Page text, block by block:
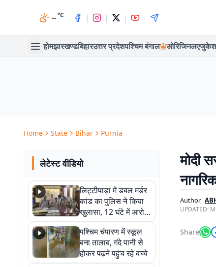
--°C | | | |
होमझारखण्डबिहारउत्तर प्रदेशपश्चिम बंगाल ओरिजिनल
Home State Bihar Purnia
लेटेस्ट वीडियो
लिट्टीपाड़ा में डबल मर्डर
कांड का पुलिस ने किया
खुलासा, 12 घंटे में आरोपी
गिरफ्तार
पश्चिम चंपारण में स्कूल
बना तालाब, गंदे पानी से
होकर पढ़ने पहुंच रहे बच्चे
मोदी
Author
UPDATED:
Share